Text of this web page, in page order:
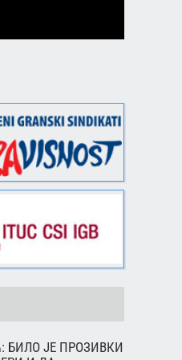
БИЛО ЈЕ ПРОЗИВКИ